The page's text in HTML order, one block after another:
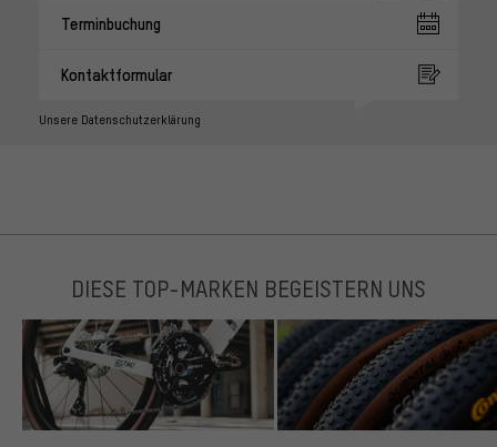
Terminbuchung
Kontaktformular
Unsere Datenschutzerklärung
DIESE TOP-MARKEN BEGEISTERN UNS